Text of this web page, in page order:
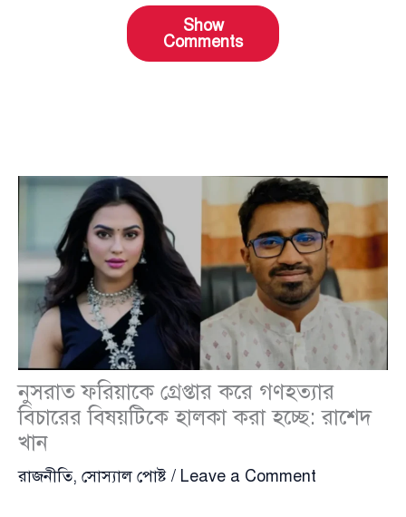
Show
Comments
নুসরাত ফরিয়াকে গ্রেপ্তার করে গণহত্যার
বিচারের বিষয়টিকে হালকা করা হচ্ছে: রাশেদ
খান
রাজনীতি, সোস্যাল পোষ্ট / Leave a Comment